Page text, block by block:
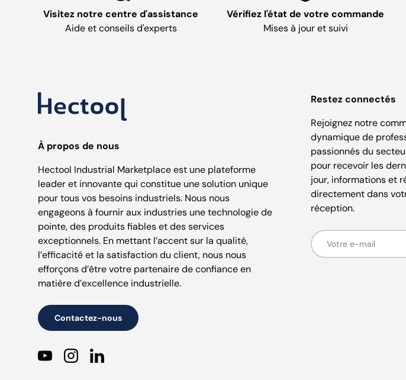
Visitez notre centre d'assistance
Aide et conseils d'experts
Vérifiez l'état de votre commande
Mises à jour et suivi
À propos de nous
Hectool Industrial Marketplace est une plateforme
leader et innovante qui constitue une solution unique
pour tous vos besoins industriels. Nous nous
engageons à fournir aux industries une technologie de
pointe, des produits fiables et des services
exceptionnels. En mettant l’accent sur la qualité,
l’efficacité et la satisfaction du client, nous nous
efforçons d’être votre partenaire de confiance en
matière d’excellence industrielle.
Contactez-nous
YouTubeInstagramLinkedIn
Restez connectés
Rejoignez notre
dynamique de
passionnés du
pour recevoir les
jour, informations et
directement dans
réception.
E-mail